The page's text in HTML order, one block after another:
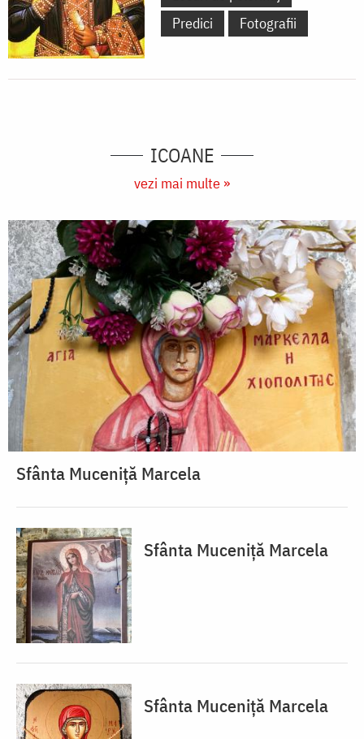
Predici
Fotografii
ICOANE
vezi mai multe »
Sfânta Muceniță Marcela
Sfânta Muceniță Marcela
Sfânta Muceniță Marcela